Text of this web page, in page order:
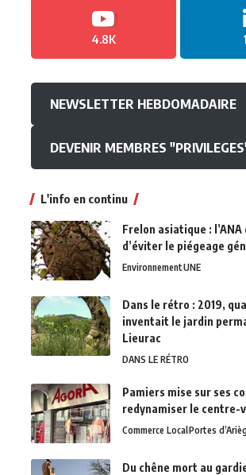
4.8K
NEWSLETTER HEBDOMADAIRE
DEVENIR MEMBRES
L'info en continu
Frelon asiatique :
d’éviter le piégeage
EnvironnementUNE
Dans le rétro : 2019,
inventait le jardin
Lieurac
DANS LE RÉTRO
Pamiers mise sur ses
redynamiser le centre-
Commerce Local Portes
Du chêne mort au